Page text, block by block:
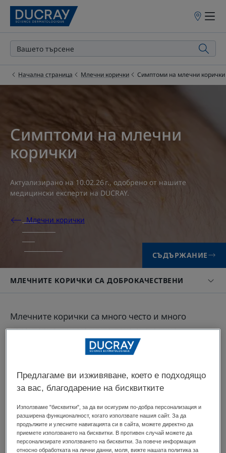
Точки
продажба
Начална страница Млечни корички Симптоми на млечни корички
Симптоми на млечни
корички
Актуализирано на 10.02.26 г., одобрено от нашите
медицински експерти на DUCRAY.
Млечни корички
СЪДЪРЖАНИЕ
МЛЕЧНИТЕ КОРИЧКИ СА ДОБРОКАЧЕСТВЕНИ
Млечните корички са много често и много
характерно при малките деца състояние.
Лезиите са типични и лесно разпознаваеми, и за
щастие не са сериозни за децата.
Млечните корички са
доброкачествени
Млечните корички се отнасят като лек към
Предлагаме ви изживяване, което е подходящо
за вас, благодарение на бисквитките
Използваме "бисквитки", за да ви осигурим по-добра персонализация и
разширена функционалност, когато използвате нашия сайт. За да
продължите и улесните навигацията си в сайта, можете директно да
приемете използването на бисквитки. В противен случай можете да
персонализирате използването на бисквитки. За повече информация
относно обработката на лични данни, моля, вижте нашата политика за